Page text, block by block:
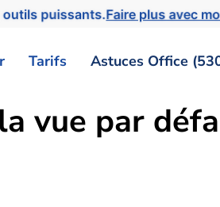
puissants.Faire plus avec
Tarifs Astuces Office
vue par